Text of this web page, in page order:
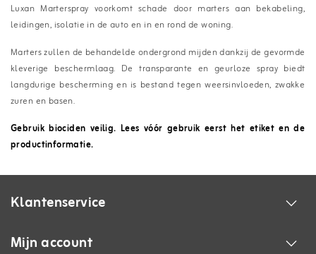
Luxan Marterspray voorkomt schade door marters aan bekabeling,
leidingen, isolatie in de auto en in en rond de woning.
Marters zullen de behandelde ondergrond mijden dankzij de gevormde
kleverige beschermlaag. De transparante en geurloze spray biedt
langdurige bescherming en is bestand tegen weersinvloeden, zwakke
zuren en basen.
Gebruik biociden veilig. Lees vóór gebruik eerst het etiket en de
productinformatie.
Klantenservice
Mijn account